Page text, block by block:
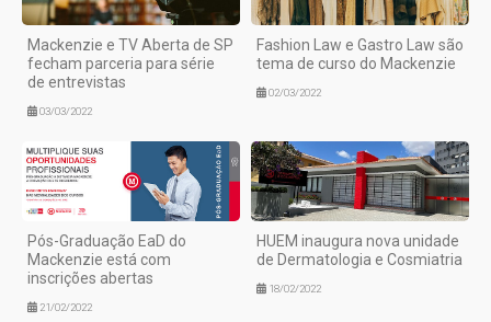
Mackenzie e TV Aberta de SP
fecham parceria para série
de entrevistas
03/03/2022
Fashion Law e Gastro Law são
tema de curso do Mackenzie
02/03/2022
Pós-Graduação EaD do
Mackenzie está com
inscrições abertas
21/02/2022
HUEM inaugura nova unidade
de Dermatologia e Cosmiatria
18/02/2022